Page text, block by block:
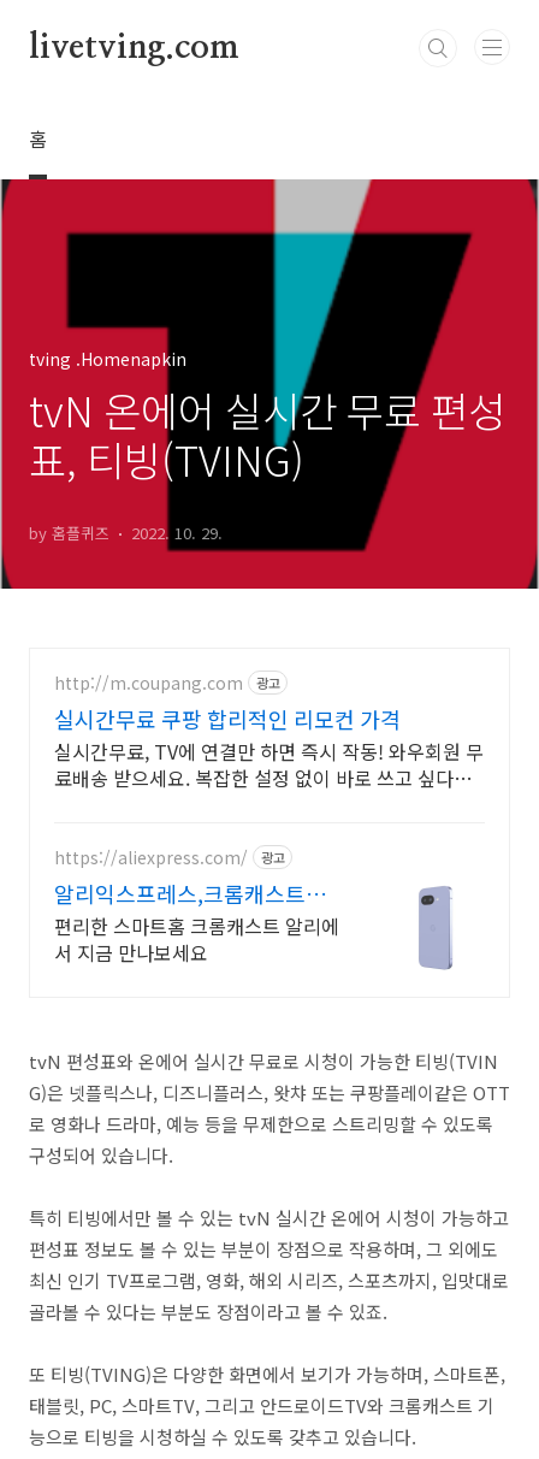
livetving.com
홈
tving .Homenapkin
tvN 온에어 실시간 무료 편성
표, 티빙(TVING)
by 홈플퀴즈 2022. 10. 29.
http://m.coupang.com 광고
실시간무료 쿠팡 합리적인 리모컨 가격
실시간무료, TV에 연결만 하면 즉시 작동! 와우회원 무
료배송 받으세요. 복잡한 설정 없이 바로 쓰고 싶다면,
https://aliexpress.com/ 광고
알리익스프레스,크롬캐스트
google 알리익스프레스
편리한 스마트홈 크롬캐스트 알리에
서 지금 만나보세요
tvN 편성표와 온에어 실시간 무료로 시청이 가능한 티빙(TVIN
G)은 넷플릭스나, 디즈니플러스, 왓챠 또는 쿠팡플레이같은 OTT
로 영화나 드라마, 예능 등을 무제한으로 스트리밍할 수 있도록
구성되어 있습니다.
특히 티빙에서만 볼 수 있는 tvN 실시간 온에어 시청이 가능하고
편성표 정보도 볼 수 있는 부분이 장점으로 작용하며, 그 외에도
최신 인기 TV프로그램, 영화, 해외 시리즈, 스포츠까지, 입맛대로
골라볼 수 있다는 부분도 장점이라고 볼 수 있죠.
또 티빙(TVING)은 다양한 화면에서 보기가 가능하며, 스마트폰,
태블릿, PC, 스마트TV, 그리고 안드로이드TV와 크롬캐스트 기
능으로 티빙을 시청하실 수 있도록 갖추고 있습니다.